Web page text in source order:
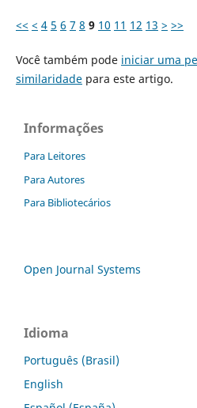
<< < 4 5 6 7 8 9 10 11 12 13 > >>
Você também pode iniciar uma
similaridadepara este artigo.
Informações
Para Leitores
Para Autores
Para Bibliotecários
Open Journal Systems
Idioma
Português (Brasil)
English